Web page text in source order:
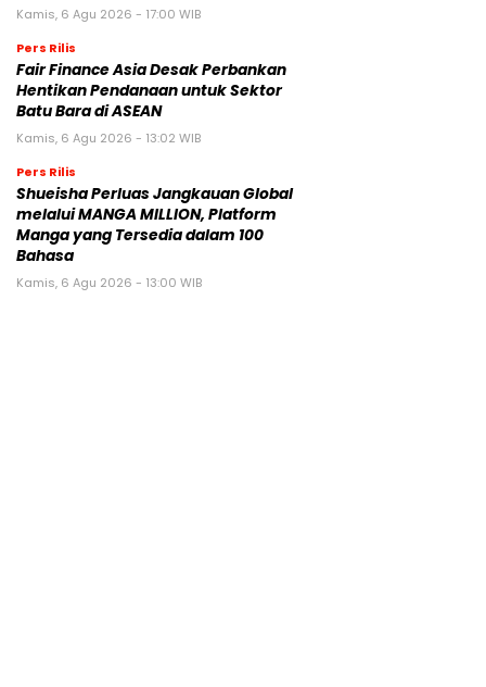
Kamis, 6 Agu 2026 - 17:00 WIB
Pers Rilis
Fair Finance Asia Desak Perbankan
Hentikan Pendanaan untuk Sektor
Batu Bara di ASEAN
Kamis, 6 Agu 2026 - 13:02 WIB
Pers Rilis
Shueisha Perluas Jangkauan Global
melalui MANGA MILLION, Platform
Manga yang Tersedia dalam 100
Bahasa
Kamis, 6 Agu 2026 - 13:00 WIB